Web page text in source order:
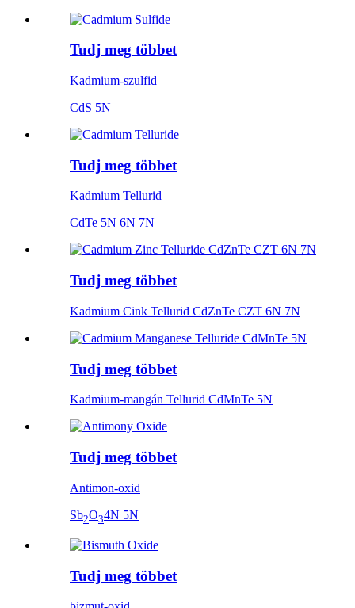
Tudj meg többet
Kadmium-szulfid
CdS 5N
Tudj meg többet
Kadmium Tellurid
CdTe 5N 6N 7N
Tudj meg többet
Kadmium Cink Tellurid CdZnTe CZT 6N 7N
Tudj meg többet
Kadmium-mangán Tellurid CdMnTe 5N
Tudj meg többet
Antimon-oxid
Sb2O34N 5N
Tudj meg többet